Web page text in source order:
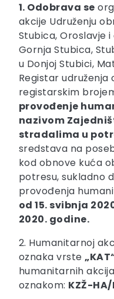
1. Odobrava se
akcije Udruženju
Stubica, Oroslavje
Gornja Stubica,
u Donjoj Stubici,
Registar
registarskim
provođenje
nazivom
stradalima u
sredstava na
kod obnove kuća
potresu, sukladno
provođenja
od 15. svibnja
2020. godine.
2. Humanitarnoj
oznaka vrste
humanitarnih
oznakom: KZŽ-